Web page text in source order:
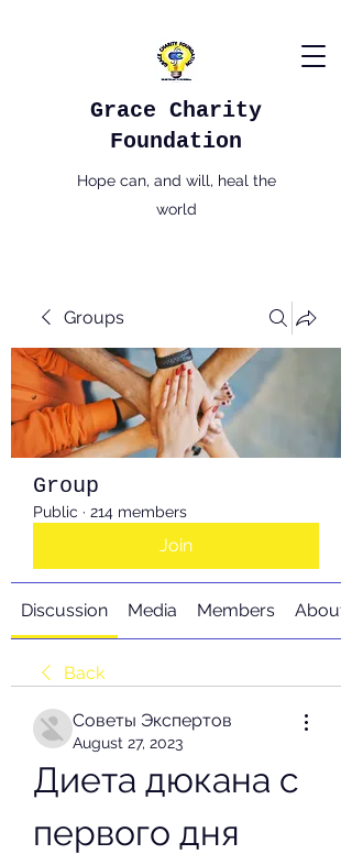
Grace Charity
Foundation
Hope can, and will, heal the
world
Groups
Group
Public · 214 members
Join
Discussion Media Members About
Back
Советы Экспертов
August 27, 2023
Диета дюкана с
первого дня